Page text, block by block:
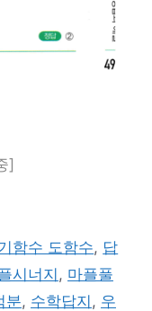
]
함수 도함수, 답
시너지, 마플풀
분, 수학답지 , 우